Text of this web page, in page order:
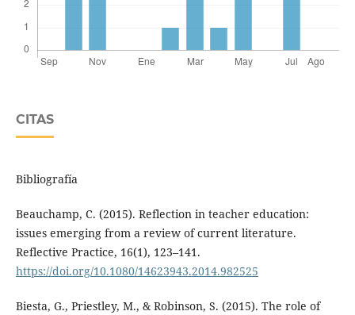
CITAS
Bibliografía
Beauchamp, C. (2015). Reflection in teacher education:
issues emerging from a review of current literature.
Reflective Practice, 16(1), 123–141.
https://doi.org/10.1080/14623943.2014.982525
Biesta, G., Priestley, M., & Robinson, S. (2015). The role of